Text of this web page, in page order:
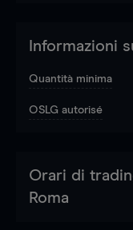
Informazioni
Quantità minima
OSLG autorisé
Orari di
Roma